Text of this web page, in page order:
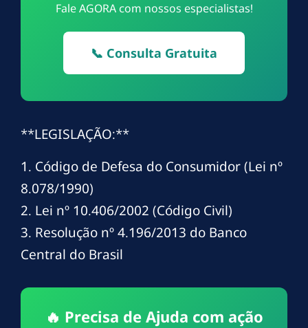
Fale AGORA com nossos especialistas!
📞 Consulta Gratuita
**LEGISLAÇÃO:**
1. Código de Defesa do Consumidor (Lei nº
8.078/1990)
2. Lei nº 10.406/2002 (Código Civil)
3. Resolução nº 4.196/2013 do Banco
Central do Brasil
🔥 Precisa de Ajuda com ação